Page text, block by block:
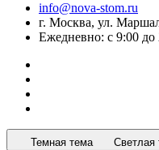
info@nova-stom.ru
г. Москва, ул.
Ежедневно: с 9:00 до
Темная тема Светлая